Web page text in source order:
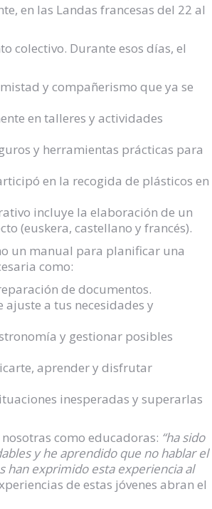
en las Landas francesas del 22 al
colectivo. Durante esos días, el
y compañerismo que ya se
en talleres y actividades
y herramientas prácticas para
en la recogida de plásticos en
incluye la elaboración de un
(euskera, castellano y francés).
un manual para planificar una
como:
de documentos.
a tus necesidades y
y gestionar posibles
aprender y disfrutar
inesperadas y superarlas
como educadoras: “ha sido
y he aprendido que no hablar el
han exprimido esta experiencia al
de estas jóvenes abran el